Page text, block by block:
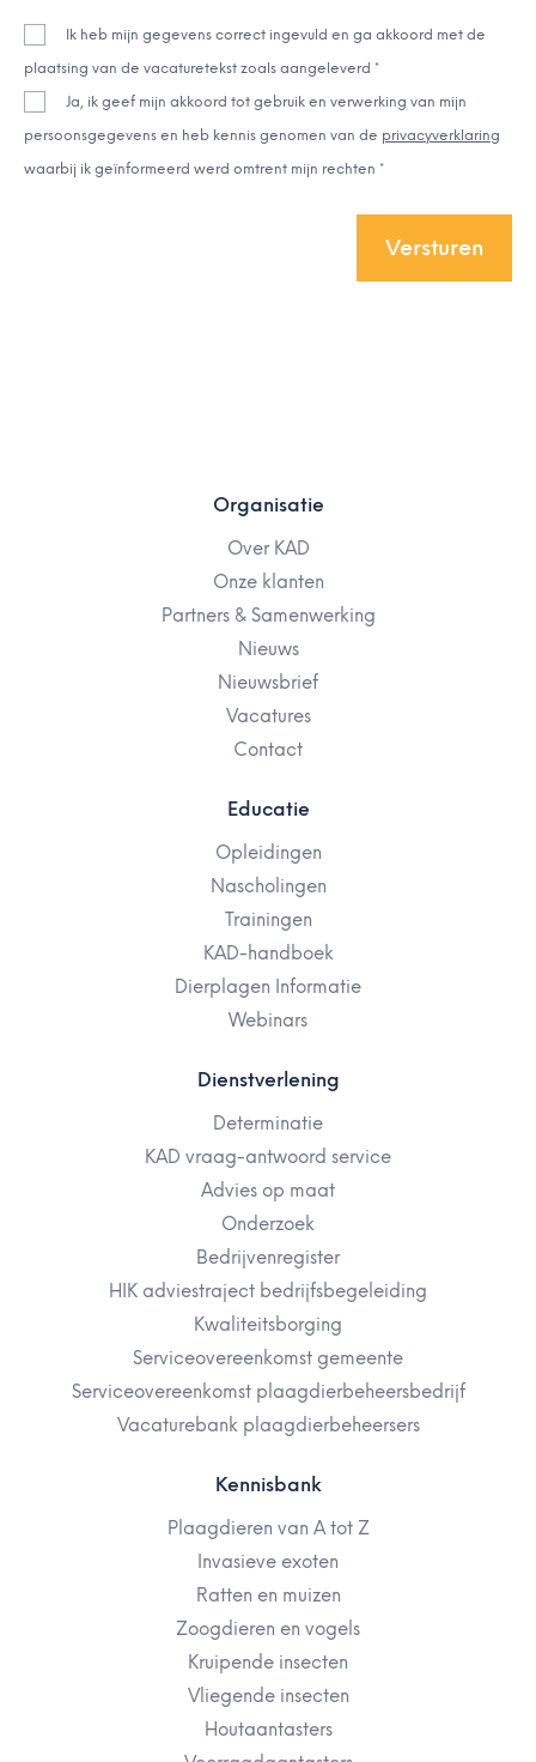
Ik heb mijn gegevens correct ingevuld en ga akkoord met de
plaatsing van de vacaturetekst zoals aangeleverd *
Ja, ik geef mijn akkoord tot gebruik en verwerking van mijn
persoonsgegevens en heb kennis genomen van de privacyverklaring
waarbij ik geïnformeerd werd omtrent mijn rechten *
Organisatie
Over KAD
Onze klanten
Partners & Samenwerking
Nieuws
Nieuwsbrief
Vacatures
Contact
Educatie
Opleidingen
Nascholingen
Trainingen
KAD-handboek
Dierplagen Informatie
Webinars
Dienstverlening
Determinatie
KAD vraag-antwoord service
Advies op maat
Onderzoek
Bedrijvenregister
HIK adviestraject bedrijfsbegeleiding
Kwaliteitsborging
Serviceovereenkomst gemeente
Serviceovereenkomst plaagdierbeheersbedrijf
Vacaturebank plaagdierbeheersers
Kennisbank
Plaagdieren van A tot Z
Invasieve exoten
Ratten en muizen
Zoogdieren en vogels
Kruipende insecten
Vliegende insecten
Houtaantasters